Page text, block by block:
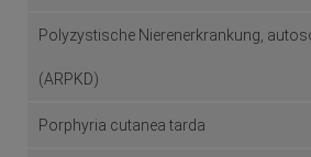
Polyzystische Nierenerkrankung,
(ARPKD)
Porphyria cutanea tarda